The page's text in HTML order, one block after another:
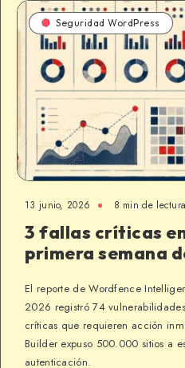
Seguridad WordPress
13 junio, 2026 8 min de lectura
3 fallas críticas
primera semana
El reporte de Wordfence
2026 registró 74
críticas que requieren acción
Builder expuso 500.000 sitios a
autenticación.